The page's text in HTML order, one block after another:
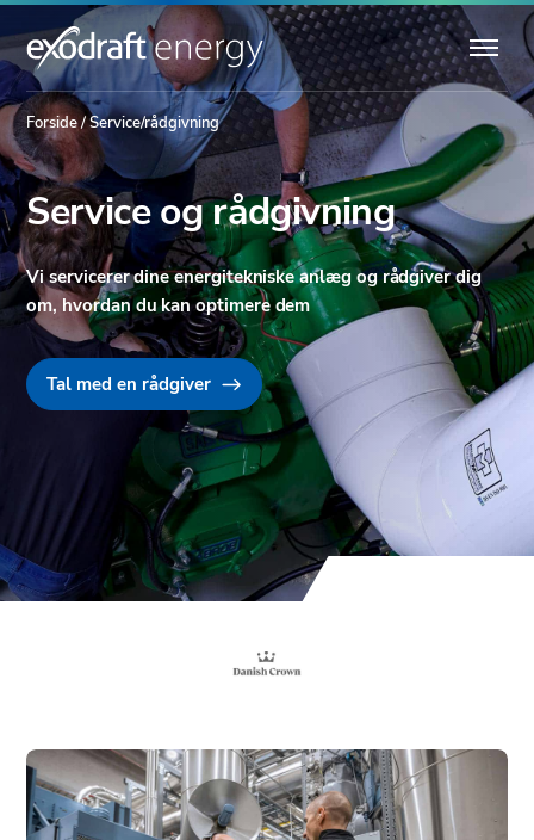
Forside/Service/rådgivning
Service og rådgivning
Vi servicerer dine energitekniske anlæg og rådgiver dig
om, hvordan du kan optimere dem
Tal med en rådgiver